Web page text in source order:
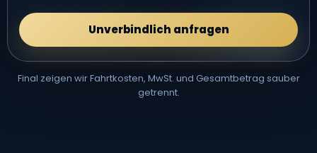
Unverbindlich anfragen
Final zeigen wir Fahrtkosten, MwSt. und Gesamtbetrag sauber
getrennt.